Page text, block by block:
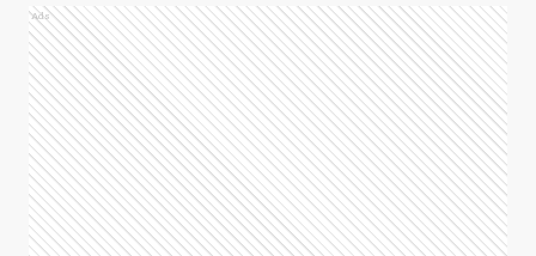
Ads